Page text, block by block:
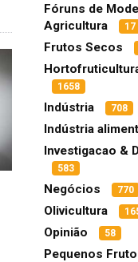
Fóruns de
Agricultura
17
Frutos Secos
1658
Indústria 708
Indústria
Investigacao &
583
Negócios 770
Olivicultura
Opinião 58
Pequenos